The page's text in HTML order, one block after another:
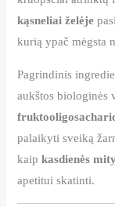
kąsneliai želėje
kurią ypač mėgsta
Pagrindinis
aukštos biologinės
palaikyti sveiką
kaipkasdienės
apetitui skatinti.